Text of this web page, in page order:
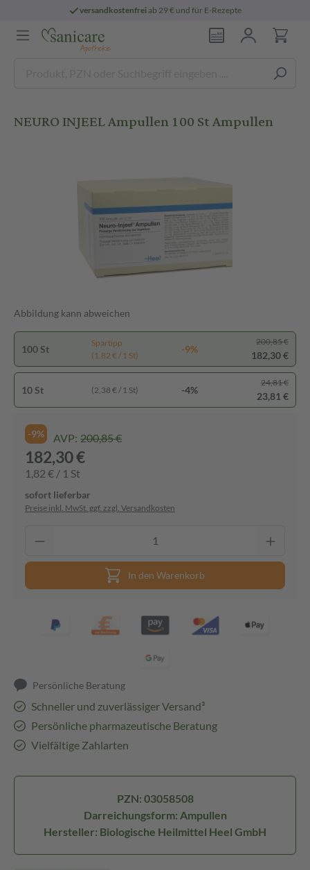
versandkostenfreiab 29 € und für E-Rezepte
NEURO INJEEL Ampullen 100 St Ampullen
Abbildung kann abweichen
100 St
Spartipp
(1,82 € / 1 St)
-9%
200,85 €
182,30 €
10 St (2,38 € / 1 St) -4%
24,81 €
23,81 €
-9% AVP: 200,85 €
182,30 €
1,82 € / 1 St
sofort lieferbar
Preise inkl. MwSt. ggf. zzgl. Versandkosten
In den Warenkorb
Persönliche Beratung
Schneller und zuverlässiger Versand³
Persönliche pharmazeutische Beratung
Vielfältige Zahlarten
PZN: 03058508
Darreichungsform: Ampullen
Hersteller: Biologische Heilmittel Heel GmbH